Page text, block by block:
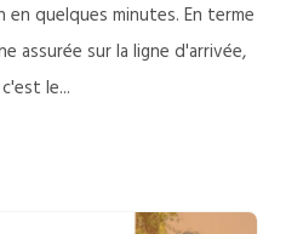
quelques minutes. En terme
assurée sur la ligne d'arrivée,
le...